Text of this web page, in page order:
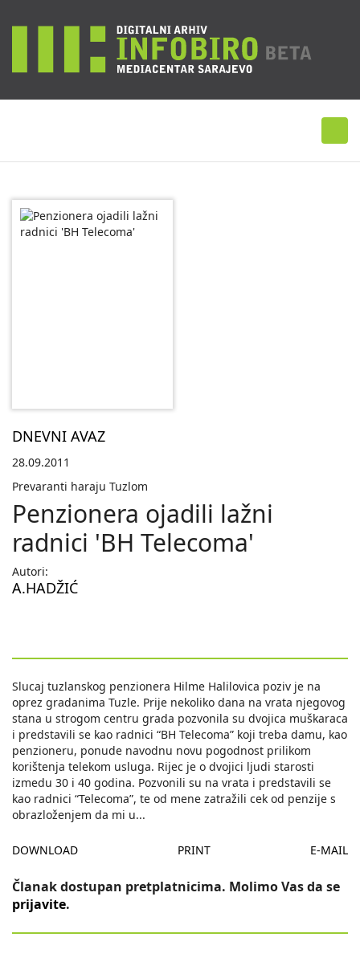
DNEVNI AVAZ
28.09.2011
Prevaranti haraju Tuzlom
Penzionera ojadili lažni
radnici 'BH Telecoma'
Autori:
A.HADŽIĆ
Slucaj tuzlanskog penzionera Hilme Halilovica poziv je na
oprez gradanima Tuzle. Prije nekoliko dana na vrata njegovog
stana u strogom centru grada pozvonila su dvojica muškaraca
i predstavili se kao radnici “BH Telecoma” koji treba damu, kao
penzioneru, ponude navodnu novu pogodnost prilikom
korištenja telekom usluga. Rijec je o dvojici ljudi starosti
izmedu 30 i 40 godina. Pozvonili su na vrata i predstavili se
kao radnici “Telecoma”, te od mene zatražili cek od penzije s
obrazloženjem da mi u...
DOWNLOAD PRINT E-MAIL
Članak dostupan pretplatnicima. Molimo Vas da se
prijavite.